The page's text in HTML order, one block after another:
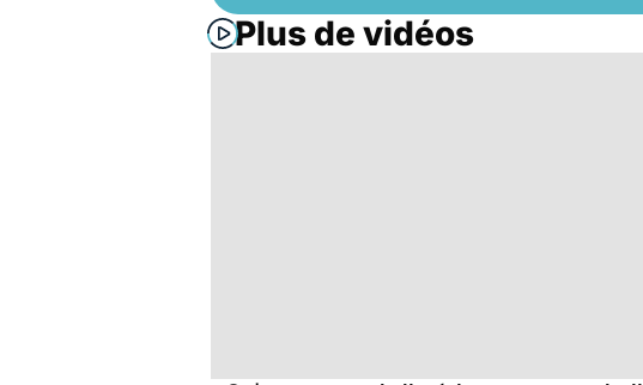
Plus de vidéos